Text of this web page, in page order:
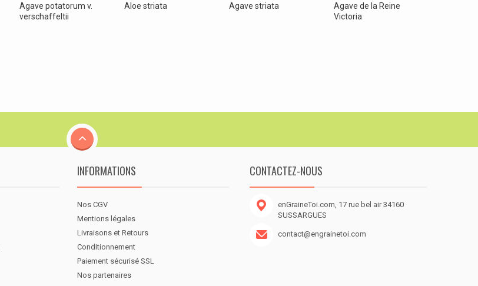
Agave potatorum v.
verschaffeltii
Aloe striata Agave striata
Agave de la Reine
Victoria
INFORMATIONS
Nos CGV
Mentions légales
Livraisons et Retours
Conditionnement
Paiement sécurisé SSL
Nos partenaires
CONTACTEZ-NOUS
enGraineToi.com, 17 rue bel air 34160
SUSSARGUES
contact@engrainetoi.com